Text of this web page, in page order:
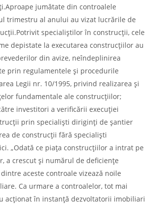
jumătate din controalele
trimestru al anului au vizat lucrările de
specialiștilor în construcții, cele
depistate la executarea construcțiilor au
din avize, neîndeplinirea
prin regulamentele și procedurile
Legii nr. 10/1995, privind realizarea și
fundamentale ale construcțiilor;
investitori a verificării execuției
prin specialiști diriginți de șantier
de construcții fără specialiști
„Odată ce piața construcțiilor a intrat pe
a crescut și numărul de deficiențe
aceste controale vizează noile
Ca urmare a controalelor, tot mai
acționat în instanță dezvoltatorii imobiliari